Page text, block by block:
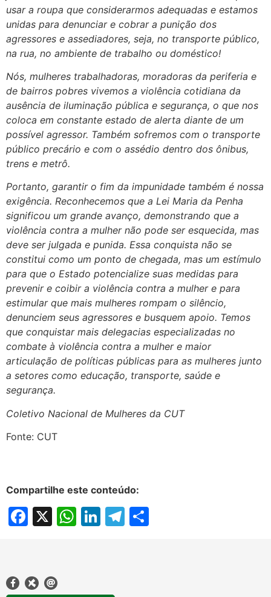
usar a roupa que considerarmos adequadas e estamos
unidas para denunciar e cobrar a punição dos
agressores e assediadores, seja, no transporte público,
na rua, no ambiente de trabalho ou doméstico!
Nós, mulheres trabalhadoras, moradoras da periferia e
de bairros pobres vivemos a violência cotidiana da
ausência de iluminação pública e segurança, o que nos
coloca em constante estado de alerta diante de um
possível agressor. Também sofremos com o transporte
público precário e com o assédio dentro dos ônibus,
trens e metrô.
Portanto, garantir o fim da impunidade também é nossa
exigência. Reconhecemos que a Lei Maria da Penha
significou um grande avanço, demonstrando que a
violência contra a mulher não pode ser esquecida, mas
deve ser julgada e punida. Essa conquista não se
constitui como um ponto de chegada, mas um estímulo
para que o Estado potencialize suas medidas para
prevenir e coibir a violência contra a mulher e para
estimular que mais mulheres rompam o silêncio,
denunciem seus agressores e busquem apoio. Temos
que conquistar mais delegacias especializadas no
combate à violência contra a mulher e maior
articulação de políticas públicas para as mulheres junto
a setores como educação, transporte, saúde e
segurança.
Coletivo Nacional de Mulheres da CUT
Fonte: CUT
Compartilhe este conteúdo:
Facebook
X WhatsApp
LinkedIn
Telegram